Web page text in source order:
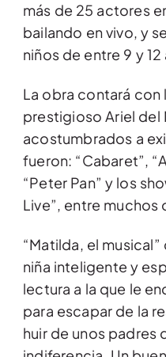
más de 25 actores
bailando en vivo, y
niños de entre 9 y 12
La obra contará
prestigioso Ariel del
acostumbrados a
fueron: “Cabaret”,
“Peter Pan” y los
Live”, entre muchos
“Matilda, el
niña inteligente y
lectura a la que le
para escapar de la
huir de unos padres